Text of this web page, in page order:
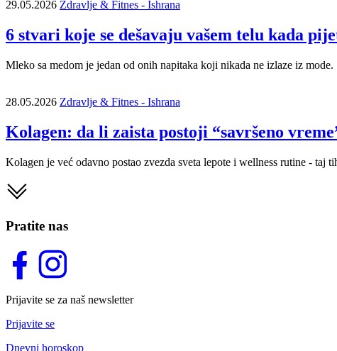
29.05.2026 Zdravlje & Fitnes - Ishrana
6 stvari koje se dešavaju vašem telu kada
Mleko sa medom je jedan od onih napitaka koji nikada ne izlaze iz mode.
28.05.2026 Zdravlje & Fitnes - Ishrana
Kolagen: da li zaista postoji “savršeno
Kolagen je već odavno postao zvezda sveta lepote i wellness rutine -
Pratite nas
Prijavite se za naš newsletter
Prijavite se
Dnevni horoskop